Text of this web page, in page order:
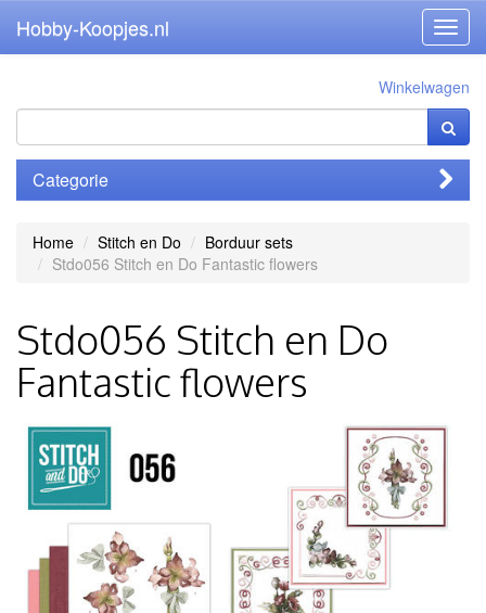
Hobby-Koopjes.nl
Winkelwagen
Categorie
Home Stitch en Do
Borduur sets
Stdo056 Stitch en Do Fantastic flowers
Stdo056 Stitch en Do
Fantastic flowers